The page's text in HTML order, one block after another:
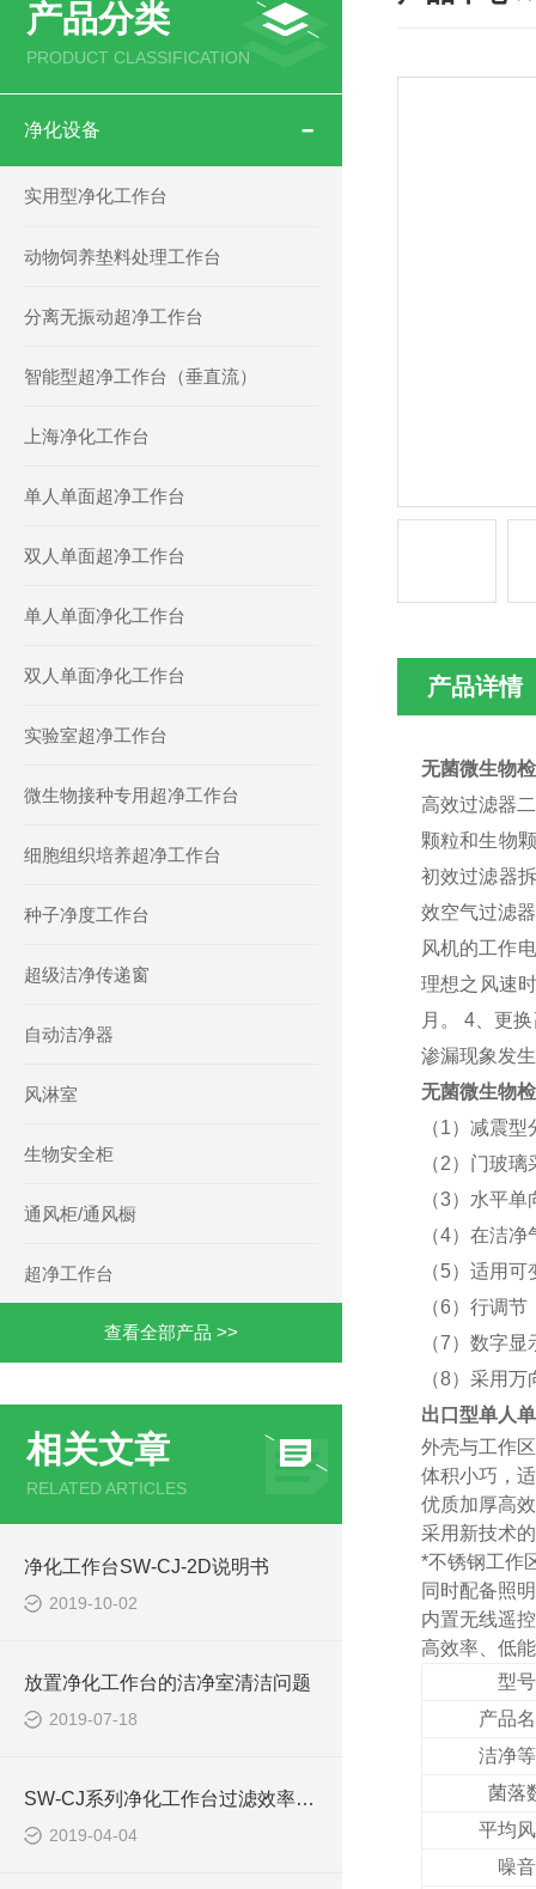
产品分类
PRODUCT CLASSIFICATION
净化设备
实用型净化工作台
动物饲养垫料处理工作台
分离无振动超净工作台
智能型超净工作台（垂直流）
上海净化工作台
单人单面超净工作台
双人单面超净工作台
单人单面净化工作台
双人单面净化工作台
实验室超净工作台
微生物接种专用超净工作台
细胞组织培养超净工作台
种子净度工作台
超级洁净传递窗
自动洁净器
风淋室
生物安全柜
通风柜/通风橱
超净工作台
查看全部产品 >>
相关文章
RELATED ARTICLES
净化工作台SW-CJ-2D说明书
2019-10-02
放置净化工作台的洁净室清洁问题
2019-07-18
SW-CJ系列净化工作台过滤效率现场测试
2019-04-04
产品详情
无菌微生物
高效过滤器
颗粒和生物
初效过滤器
效空气过滤
风机的工作
理想之风速
月。 4、更
渗漏现象发
无菌微生物
（1）减震
（2）门玻
（3）水平
（4）在洁
（5）适用
（6）行调
（7）数字
（8）采用
出口型单人
外壳与工作
体积小巧，
优质加厚高
采用新技术
*不锈钢工作
同时配备照
内置无线遥
高效率、低
型号
产品
洁净
菌落
平均
噪音